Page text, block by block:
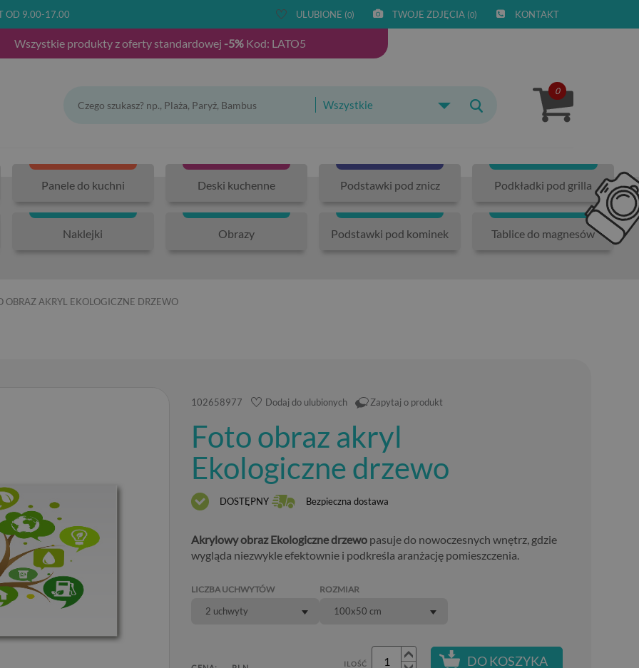
OD 9.00-17.00 ULUBIONE (0) TWOJE ZDJĘCIA (0) KONTAKT
Wszystkie produkty z oferty standardowej -5%Kod: LATO5
Wszystkie
0
Panele do kuchni Deski kuchenne Podstawki pod znicz Podkładki pod grilla
Naklejki Obrazy Podstawki pod kominek Tablice do magnesów
OBRAZ AKRYL EKOLOGICZNE DRZEWO
102658977 Dodaj do ulubionych Zapytaj o produkt
Foto obraz akryl
Ekologiczne drzewo
DOSTĘPNY Bezpieczna dostawa
Akrylowy obraz Ekologiczne drzewo pasuje do nowoczesnych wnętrz, gdzie
wygląda niezwykle efektownie i podkreśla aranżację pomieszczenia.
LICZBA UCHWYTÓW
2 uchwyty
ROZMIAR
100x50 cm
ILOŚĆ DO KOSZYKA